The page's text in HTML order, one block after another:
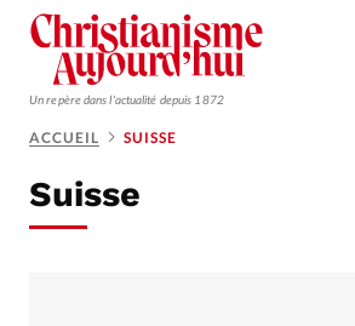
Un repère dans l'actualité depuis 1872
Monde
ACCUEIL SUISSE
Suisse